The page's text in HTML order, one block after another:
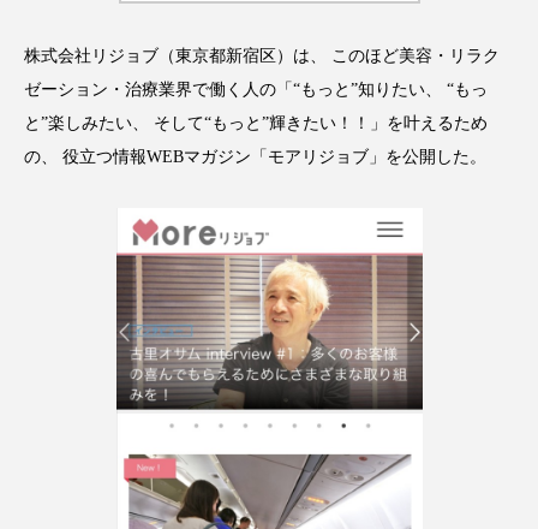
エクソソーム オーガニック オゾン
カウンセラー カウンセリング
カカイオイル ガジェット キーワード
クルエルティフリー
クローズアップ ケーススタディ
コグニティブヘルス コスト削減
コネクテッド・ビューティ コミュニケーション
サステナブル美容 サプライチェーン
株式会社リジョブ（東京都新宿区）は、 このほど美容・リラク
ゼーション・治療業界で働く人の「“もっと”知りたい、 “もっ
と”楽しみたい、 そして“もっと”輝きたい！！」を叶えるため
の、 役立つ情報WEBマガジン「モアリジョブ」を公開した。